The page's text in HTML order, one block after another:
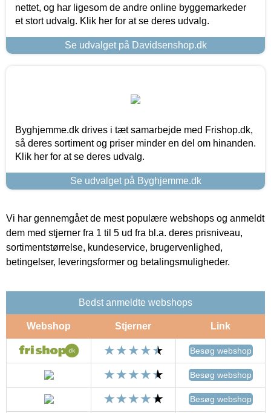
nettet, og har ligesom de andre online byggemarkeder
et stort udvalg. Klik her for at se deres udvalg.
Se udvalget på Davidsenshop.dk
Byghjemme.dk drives i tæt samarbejde med Frishop.dk,
så deres sortiment og priser minder en del om hinanden.
Klik her for at se deres udvalg.
Se udvalget på Byghjemme.dk
Vi har gennemgået de mest populære webshops og anmeldt
dem med stjerner fra 1 til 5 ud fra bl.a. deres prisniveau,
sortimentstørrelse, kundeservice, brugervenlighed,
betingelser, leveringsformer og betalingsmuligheder.
Bedst anmeldte webshops
Webshop Stjerner Link
Besøg webshop
Besøg webshop
Besøg webshop